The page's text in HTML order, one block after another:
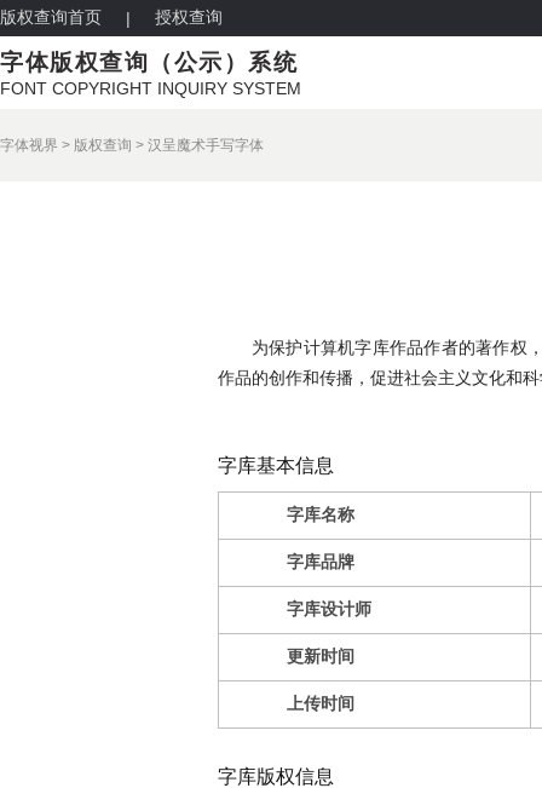
版权查询首页 | 授权查询
字体版权查询（公示）系统
FONT COPYRIGHT INQUIRY SYSTEM
字体视界 > 版权查询 > 汉呈魔术手写字体
为保护计算机字库作品作者的著作权
作品的创作和传播，促进社会主义文化和
字库基本信息
字库名称
字库品牌
字库设计师
更新时间
上传时间
字库版权信息